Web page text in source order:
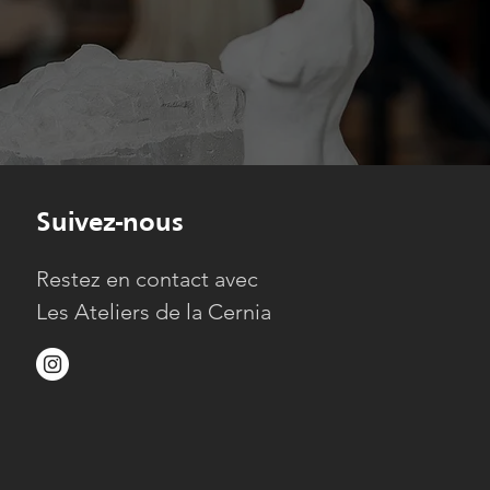
Suivez-nous
Restez en contact avec
Les Ateliers de la Cernia